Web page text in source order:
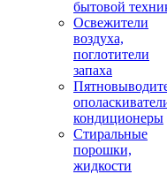
бытовой
Освежители
воздуха,
поглотители
запаха
кондиционеры
Стиральные
порошки,
жидкости